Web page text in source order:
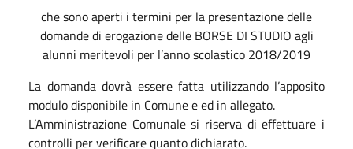
che sono aperti i termini per la presentazione delle
domande di erogazione delle BORSE DI STUDIO agli
alunni meritevoli per l’anno scolastico 2018/2019
La domanda dovrà essere fatta utilizzando l’apposito
modulo disponibile in Comune e ed in allegato.
L’Amministrazione Comunale si riserva di effettuare i
controlli per verificare quanto dichiarato.